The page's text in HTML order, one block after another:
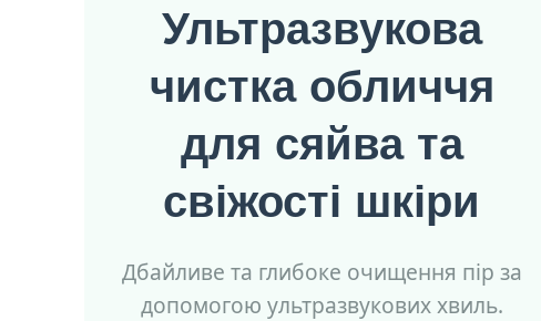
Ультразвукова
чистка обличчя
для сяйва та
свіжості шкіри
Дбайливе та глибоке очищення пір за
допомогою ультразвукових хвиль.